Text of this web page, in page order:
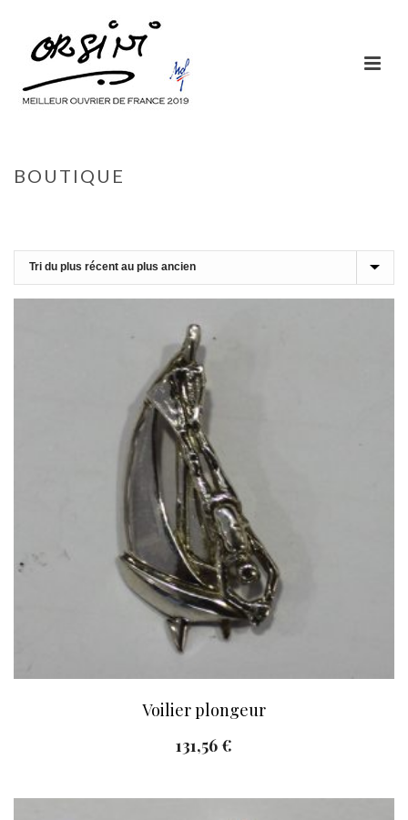
BOUTIQUE
Voilier plongeur
131,56€